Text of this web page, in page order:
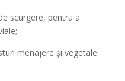
scurgere, pentru a
menajere şi vegetale